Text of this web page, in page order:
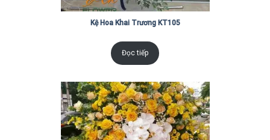
Kệ Hoa Khai Trương KT105
Đọc tiếp